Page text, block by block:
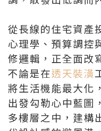
從長線的住宅資產
心理學、預算調控
修邏輯，正全面改
不論是在透天裝潢
將生活機能最大化
出發勾勒心中藍圖
多樓層之中，建構